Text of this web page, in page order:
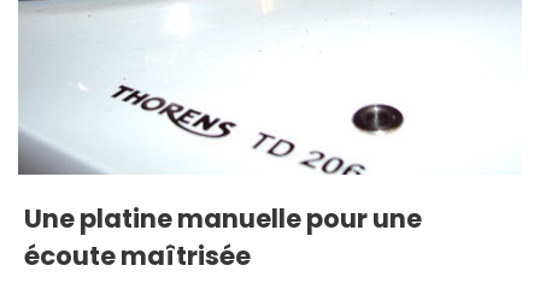
Une platine manuelle pour une
écoute maîtrisée